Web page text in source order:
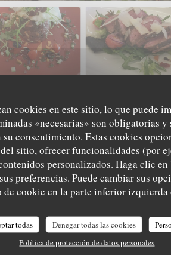
cookies en este sitio, lo que puede
«necesarias» son obligatorias
consentimiento. Estas cookies
sitio, ofrecer funcionalidades (por
personalizados. Haga clic
preferencias. Puede cambiar sus
cookie en la parte inferior izquierda
todas Denegar todas las cookies
Política de protección de datos personales